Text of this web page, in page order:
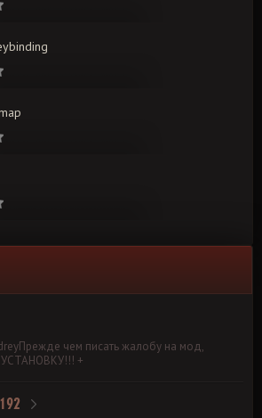
чем писать жалобу на мод,
УСТАНОВКУ!!! +